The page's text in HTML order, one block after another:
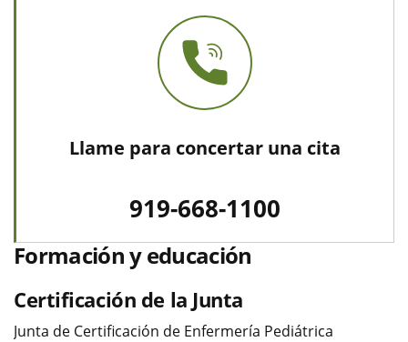
Llame para concertar una cita
919-668-1100
Formación y educación
Certificación de la Junta
Junta de Certificación de Enfermería Pediátrica